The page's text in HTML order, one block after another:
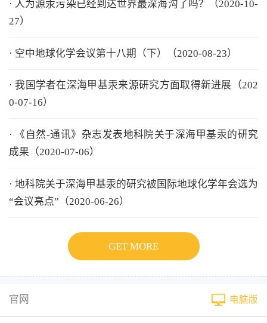
· 人为源汞污染已经到达世界最深海沟了吗？（2020-10-
27）
· 空中地球化学会议第十八期（下）（2020-08-23）
· 我国学者在深海甲基汞来源研究方面取得新进展（202
0-07-16）
· 《自然-通讯》杂志发表地科院关于深海甲基汞的研究
成果（2020-07-06）
· 地科院关于深海甲基汞的研究被国际地球化学年会选为
“会议亮点”（2020-06-26）
GET MORE
官网 电脑版